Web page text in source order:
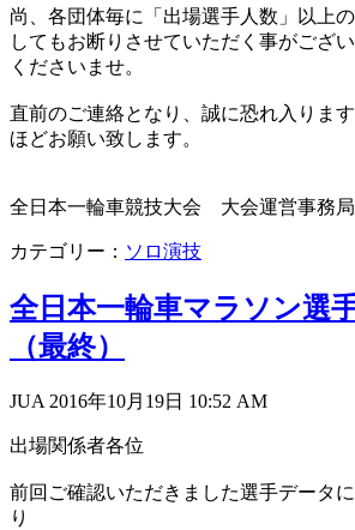
尚、各団体毎に「出場選手人数」以上
してもお断りさせていただく事がござ
くださいませ。
直前のご連絡となり、誠に恐れ入りま
ほどお願い致します。
全日本一輪車競技大会 大会運営事務局
カテゴリー： ソロ演技
全日本一輪車マラソン選
（最終）
JUA 2016年10月19日 10:52 AM
出場関係者各位
前回ご確認いただきました選手データ
り